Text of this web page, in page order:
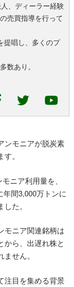
、ディーラー経験
売買指導を行って
提唱し、多くのプ
数あり。
ンモニアが脱炭素
。
ニア利用量を、
間3,000万トンに
た。
モニア関連銘柄は
から、出遅れ株と
せん。
注目を集める背景